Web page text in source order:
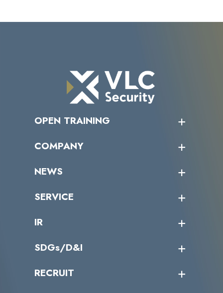
OPEN TRAINING
受講者の声
COMPANY
トップメッセージ
ミッション／ビジョン
パートナー企業一覧
NEWS
サイバーニュース
SERVICE
カテゴリー別サービス一覧
IR
IRカレンダー
IRライブラリー
SDGs/D&I
当グループのマテリアリティ
RECRUIT